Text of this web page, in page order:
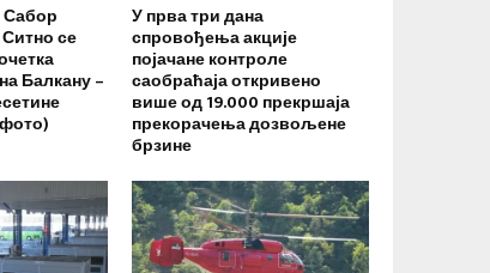
Сабор
се
Балкану –
У прва три дана
спровођења акције
појачане контроле
саобраћаја откривено
више од 19.000 прекршаја
прекорачења дозвољене
брзине